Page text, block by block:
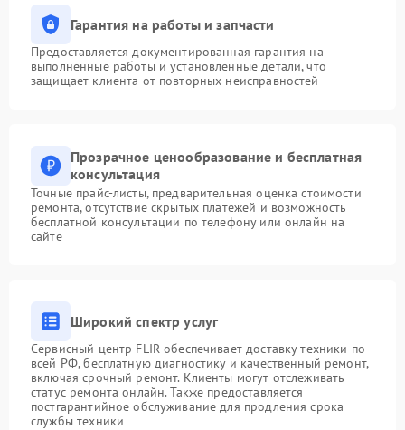
Гарантия на работы и запчасти
Предоставляется документированная гарантия на
выполненные работы и установленные детали, что
защищает клиента от повторных неисправностей
Прозрачное ценообразование и бесплатная
консультация
Точные прайс-листы, предварительная оценка стоимости
ремонта, отсутствие скрытых платежей и возможность
бесплатной консультации по телефону или онлайн на
сайте
Широкий спектр услуг
Сервисный центр FLIR обеспечивает доставку техники по
всей РФ, бесплатную диагностику и качественный ремонт,
включая срочный ремонт. Клиенты могут отслеживать
статус ремонта онлайн. Также предоставляется
постгарантийное обслуживание для продления срока
службы техники